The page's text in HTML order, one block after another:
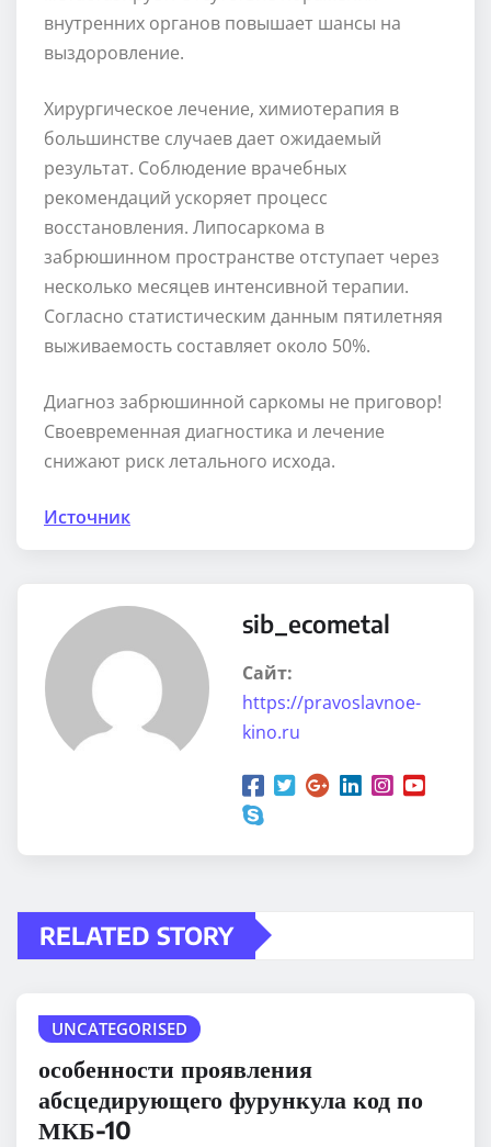
внутренних органов повышает шансы на
выздоровление.
Хирургическое лечение, химиотерапия в
большинстве случаев дает ожидаемый
результат. Соблюдение врачебных
рекомендаций ускоряет процесс
восстановления. Липосаркома в
забрюшинном пространстве отступает через
несколько месяцев интенсивной терапии.
Согласно статистическим данным пятилетняя
выживаемость составляет около 50%.
Диагноз забрюшинной саркомы не приговор!
Своевременная диагностика и лечение
снижают риск летального исхода.
Источник
sib_ecometal
Сайт:
https://pravoslavnoe-
kino.ru
RELATED STORY
UNCATEGORISED
особенности проявления
абсцедирующего фурункула код по
МКБ-10